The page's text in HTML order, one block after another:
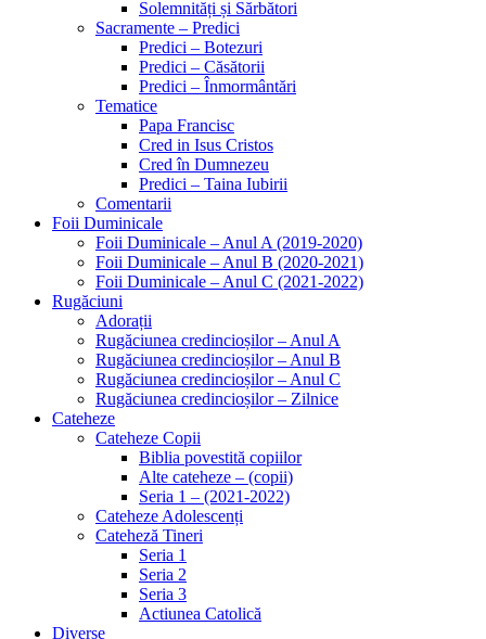
Solemnități și Sărbători
Sacramente – Predici
Predici – Botezuri
Predici – Căsătorii
Predici – Înmormântări
Tematice
Papa Francisc
Cred in Isus Cristos
Cred în Dumnezeu
Predici – Taina Iubirii
Comentarii
Foii Duminicale
Foii Duminicale – Anul A (2019-2020)
Foii Duminicale – Anul B (2020-2021)
Foii Duminicale – Anul C (2021-2022)
Rugăciuni
Adorații
Rugăciunea credincioșilor – Anul A
Rugăciunea credincioșilor – Anul B
Rugăciunea credincioșilor – Anul C
Rugăciunea credincioșilor – Zilnice
Cateheze
Cateheze Copii
Biblia povestită copiilor
Alte cateheze – (copii)
Seria 1 – (2021-2022)
Cateheze Adolescenți
Cateheză Tineri
Seria 1
Seria 2
Seria 3
Actiunea Catolică
Diverse